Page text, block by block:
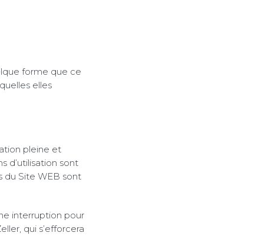
forme que ce
elles
pleine et
d’utilisation sont
du Site WEB sont
interruption pour
qui s’efforcera